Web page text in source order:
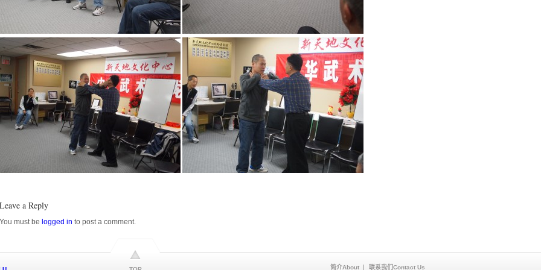
Leave a Reply
You must be logged in to post a comment.
简介About 联系我们Contact Us